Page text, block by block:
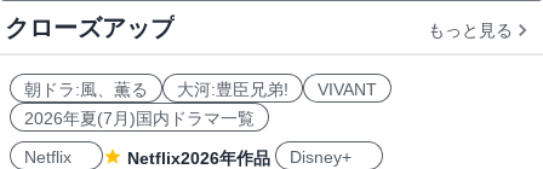
クローズアップ もっと見る
朝ドラ:風、薫る 大河:豊臣兄弟!
VIVANT
2026年夏(7月)国内ドラマ一覧
Netflix
Netflix2026年作品
Disney+